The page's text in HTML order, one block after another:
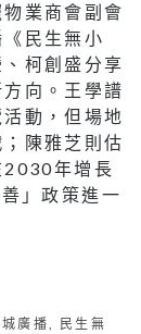
業商會副會
民生無小
柯創盛分享
向。王學譜
動，但場地
陳雅芝則估
2030年增長
」政策進一
廣播,
民生無